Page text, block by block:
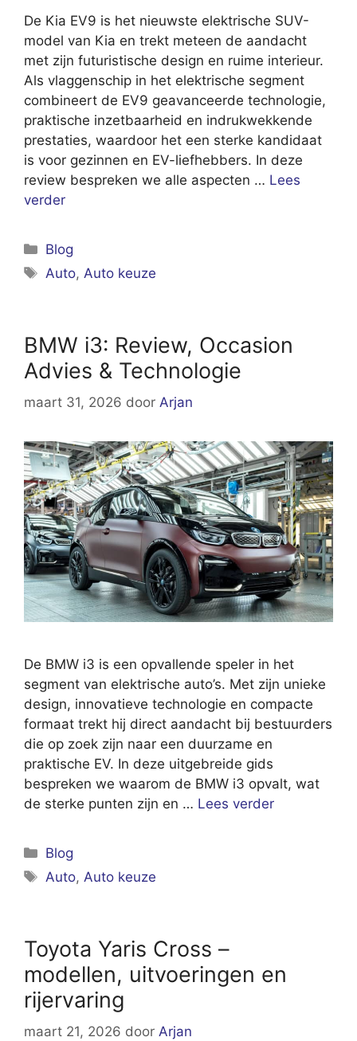
De Kia EV9 is het nieuwste elektrische SUV-
model van Kia en trekt meteen de aandacht
met zijn futuristische design en ruime interieur.
Als vlaggenschip in het elektrische segment
combineert de EV9 geavanceerde technologie,
praktische inzetbaarheid en indrukwekkende
prestaties, waardoor het een sterke kandidaat
is voor gezinnen en EV-liefhebbers. In deze
review bespreken we alle aspecten … Lees
verder
Categorieën
Blog
Tags
Auto, Auto keuze
BMW i3: Review, Occasion
Advies & Technologie
maart 31, 2026 door Arjan
De BMW i3 is een opvallende speler in het
segment van elektrische auto’s. Met zijn unieke
design, innovatieve technologie en compacte
formaat trekt hij direct aandacht bij bestuurders
die op zoek zijn naar een duurzame en
praktische EV. In deze uitgebreide gids
bespreken we waarom de BMW i3 opvalt, wat
de sterke punten zijn en … Lees verder
Categorieën
Blog
Tags
Auto, Auto keuze
Toyota Yaris Cross –
modellen, uitvoeringen en
rijervaring
maart 21, 2026 door Arjan